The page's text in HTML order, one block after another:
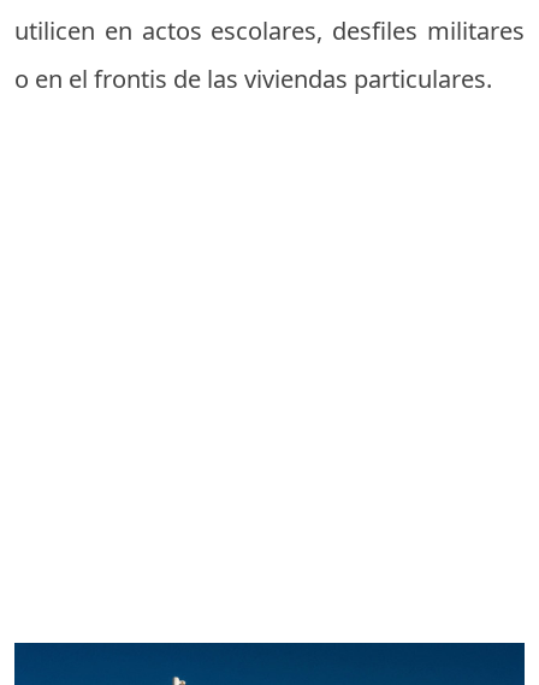
utilicen en actos escolares, desfiles militares
o en el frontis de las viviendas particulares.